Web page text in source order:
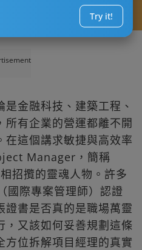
Try it!
金融科技、建築工程、
所有企業的營運都離不開
在這個講求敏捷與高效率
Manager，簡稱
招攬的靈魂人物。許多
國際專案管理師）認證
證書是否真的是職場萬靈
，又該如何妥善規劃這條
方位拆解項目經理的真實